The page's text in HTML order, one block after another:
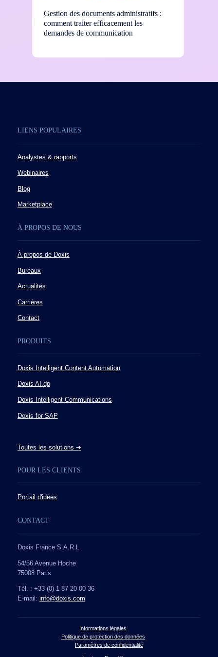
Gestion des documents administratifs :
comment traiter efficacement les
demandes de communication
LIENS POPULAIRES
Analystes & rapports
Webinaires
Blog
Marketplace
À PROPOS DE NOUS
À propos de Doxis
Bureaux
Actualités
Carrières
Contact
PRODUITS
Doxis Intelligent Content Automation
Doxis AI.dp
Doxis Intelligent Communications
Doxis for SAP
Toutes les solutions ➔
POUR LES CLIENTS
Portail d'idées
CONTACT
Doxis France S.A.R.L
54/56 Avenue Hoche
75008 Paris
Tél. : +33 (0) 1 87 20 00 36
E-mail: info@doxis.com
Informations légales
Politique de protection des données
Paramètres de confidentialité